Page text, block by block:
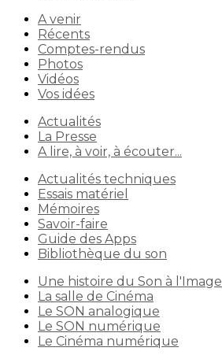
A venir
Récents
Comptes-rendus
Photos
Vidéos
Vos idées
Actualités
La Presse
A lire, à voir, à écouter...
Actualités techniques
Essais matériel
Mémoires
Savoir-faire
Guide des Apps
Bibliothèque du son
Une histoire du Son à l'Image
La salle de Cinéma
Le SON analogique
Le SON numérique
Le Cinéma numérique